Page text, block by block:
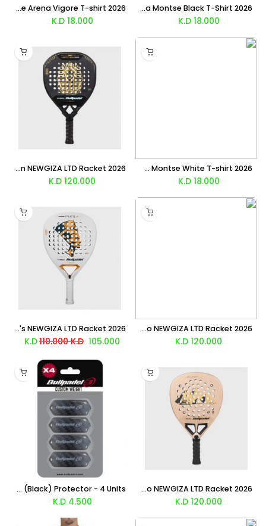
Bullpadel Pablo Cardona Montse Black T-Shirt 2026
18.000
K.D
Bullpadel Chingotto Montse Arena Vigore T-shirt 2026
18.000
K.D
Bullpadel Juan Tello Montse White T-shirt 2026
18.000
K.D
Bullpadel Vertex 05 GEO Pablo Cardon NEWGIZA LTD Racket 2026
120.000
Bullpadel NEURON 02 EDGE Fede Chingotto NEWGIZA LTD Racket 2026
120.000
Bullpadel Pearl Bea González's NEWGIZA LTD Racket 2026
105.000
110.000K.D
Bullpadel Hack 04 Paquito Navarro NEWGIZA LTD Racket 2026
120.000
Bullpadel Custom Weight (Black) Protector - 4 Units
4.500
K.D